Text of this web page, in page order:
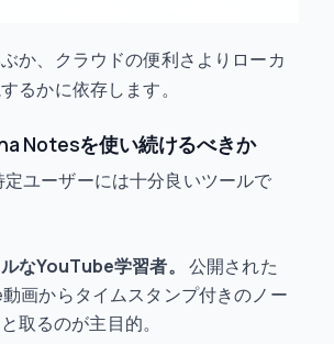
か、クラウドの便利さよりローカ
るかに依存します。
Notesを使い続けるべきか
ユーザーには十分良いツールで
なYouTube学習者。 公開された
画からタイムスタンプ付きのノー
取るのが主目的。